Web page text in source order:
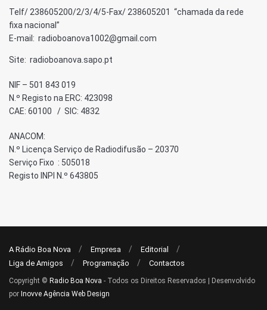
Telf/ 238605200/2/3/4/5-Fax/ 238605201 “chamada da rede
fixa nacional”
E-mail: radioboanova1002@gmail.com
Site: radioboanova.sapo.pt
NIF – 501 843 019
N.º Registo na ERC: 423098
CAE: 60100 / SIC: 4832
ANACOM:
N.º Licença Serviço de Radiodifusão – 20370
Serviço Fixo : 505018
Registo INPI N.º 643805
A Rádio Boa Nova Empresa
Editorial
Liga de Amigos
Programação Contactos
Copyright © Radio Boa Nova - Todos os Direitos Reservados | Desenvolvido
por Inovve Agência Web Design